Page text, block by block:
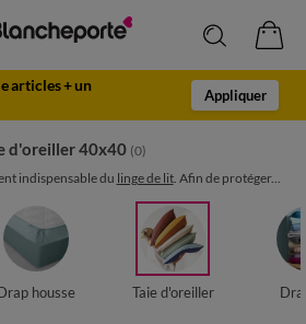
articles + un
Appliquer
d'oreiller 40x40 (0)
indispensable du linge de lit. Afin de protéger...
housse Taie d'oreiller